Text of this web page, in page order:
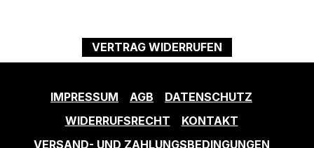
VERTRAG WIDERRUFEN
IMPRESSUM AGB
DATENSCHUTZ
WIDERRUFSRECHT
KONTAKT
VERSAND- UND ZAHLUNGSBEDINGUNGEN